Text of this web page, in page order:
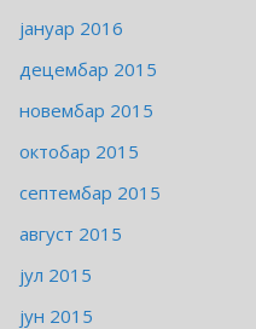
јануар 2016
децембар 2015
новембар 2015
октобар 2015
септембар 2015
август 2015
јул 2015
јун 2015